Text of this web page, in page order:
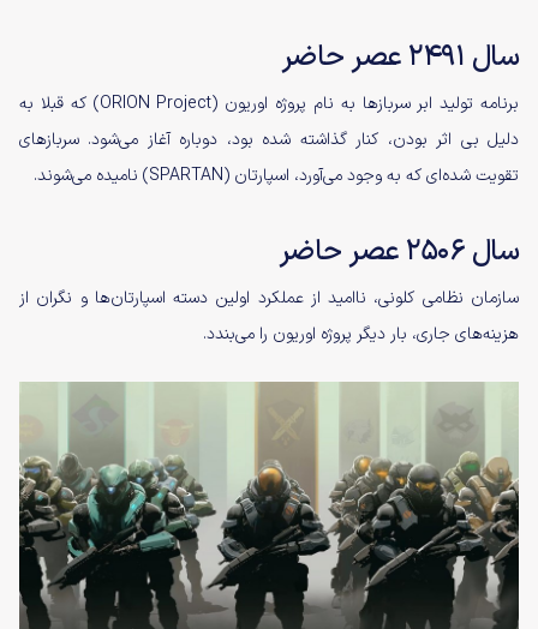
سال ۲۴۹۱ عصر حاضر
برنامه‌ تولید ابر سربازها به نام پروژه‌ اوریون ‌(ORION Project) که قبلا به
دلیل بی اثر بودن، کنار گذاشته شده بود، دوباره آغاز می‌شود. سرباز‌های
تقویت شده‌ای که به وجود می‌آورد، اسپارتان (SPARTAN) نامیده می‌شوند.
سال ۲۵۰۶ عصر حاضر
سازمان نظامی کلونی، نا‌امید از عملکرد اولین دسته اسپارتان‌ها و نگران از
هزینه‌های جاری، بار دیگر پروژه‌ اوریون را می‌بندد.